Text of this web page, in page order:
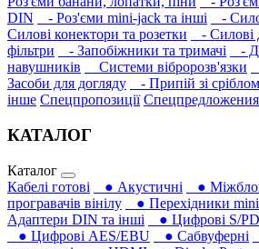
DIN
- Роз'єми mini-jack та інші -
Силові конектори та розетки
- Силові
фільтри
- Запобіжники та тримачі -
навушників‎
Системи вібророзв'язки
Засоби для догляду
- Припій зі сріблом
інше Спецпропозиції Спецпредложения
КАТАЛОГ
Каталог
Кабелі готові
● Акустичні ●
програвачів вінілу
● Перехідники
Адаптери DIN та інші
● Цифрові S/
● Цифрові AES/EBU
● Сабвуферні